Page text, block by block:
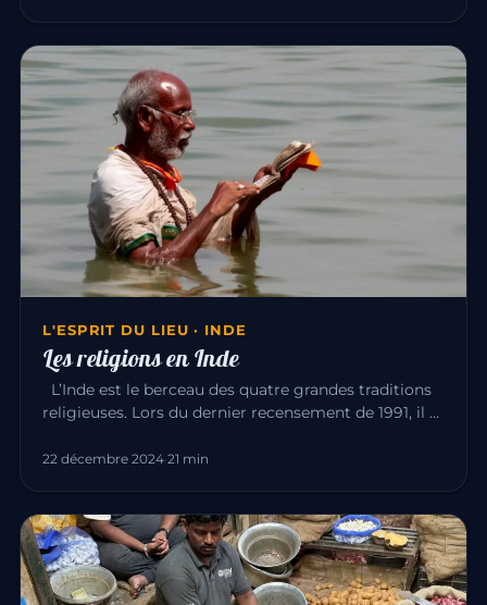
L'ESPRIT DU LIEU · INDE
Les religions en Inde
L’Inde est le berceau des quatre grandes traditions
religieuses. Lors du dernier recensement de 1991, il y
22 décembre 2024·21 min